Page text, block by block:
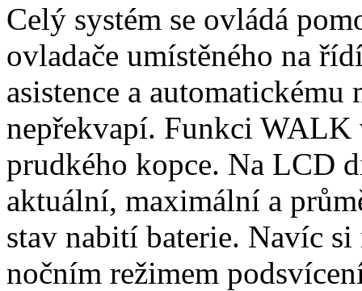
Celý systém se ovládá
ovladače umístěného na
asistence a automatickému
nepřekvapí. Funkci
prudkého kopce. Na LCD
aktuální, maximální a
stav nabití baterie. Navíc
nočním režimem